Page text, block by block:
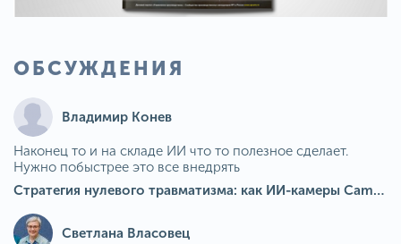
ОБСУЖДЕНИЯ
Владимир Конев
Наконец то и на складе ИИ что то полезное сделает.
Нужно побыстрее это все внедрять
Стратегия нулевого травматизма: как ИИ-камеры Camkord снижают риск наезда на пешехода при работе на погрузчике
Светлана Власовец